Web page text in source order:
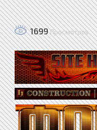
1699 Просмотров